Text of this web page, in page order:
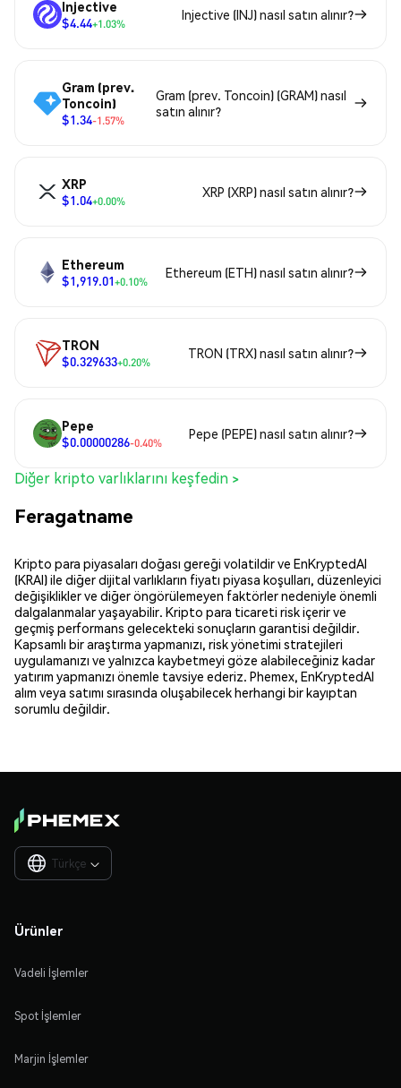
Injective
$4.44+1.03%
Injective (INJ) nasıl satın alınır?
Gram (prev.
Toncoin)
$1.34-1.57%
Gram (prev. Toncoin) (GRAM) nasıl
satın alınır?
XRP
$1.04+0.00%
XRP (XRP) nasıl satın alınır?
Ethereum
$1,919.01+0.10%
Ethereum (ETH) nasıl satın alınır?
TRON
$0.329633+0.20%
TRON (TRX) nasıl satın alınır?
Pepe
$0.00000286-0.40%
Pepe (PEPE) nasıl satın alınır?
Diğer kripto varlıklarını keşfedin >
Feragatname
Kripto para piyasaları doğası gereği volatildir ve EnKryptedAI
(KRAI) ile diğer dijital varlıkların fiyatı piyasa koşulları, düzenleyici
değişiklikler ve diğer öngörülemeyen faktörler nedeniyle önemli
dalgalanmalar yaşayabilir. Kripto para ticareti risk içerir ve
geçmiş performans gelecekteki sonuçların garantisi değildir.
Kapsamlı bir araştırma yapmanızı, risk yönetimi stratejileri
uygulamanızı ve yalnızca kaybetmeyi göze alabileceğiniz kadar
yatırım yapmanızı önemle tavsiye ederiz. Phemex, EnKryptedAI
alım veya satımı sırasında oluşabilecek herhangi bir kayıptan
sorumlu değildir.
Türkçe 
Ürünler
Vadeli İşlemler
Spot İşlemler
Marjin İşlemler